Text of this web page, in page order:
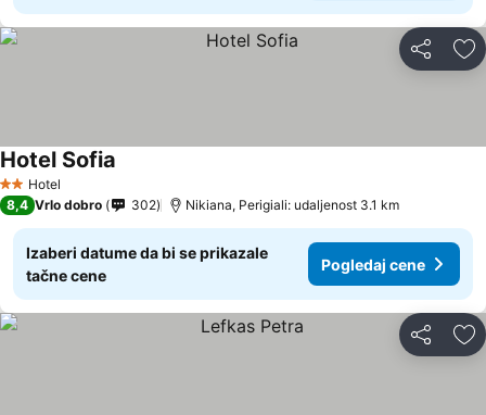
Deli
2 Zvezdice
Hotel
Hotel Sofia
8,4 Vrlo dobro 302 Nikiana, Perigiali: udaljenost 3.1 km
Izaberi datume da bi se prikazale
tačne cene
Pogledaj cene
Deli